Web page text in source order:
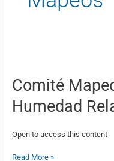
Comité
Humedad
Open to access this content
de
Temperatura
y
Humedad
–
Read More »